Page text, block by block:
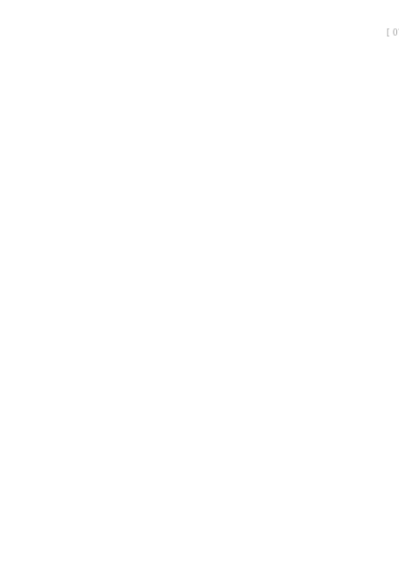
[